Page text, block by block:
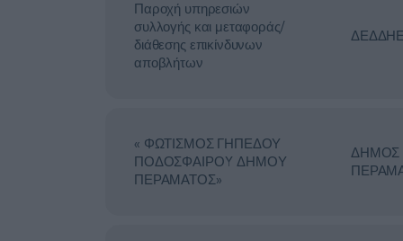
Παροχή υπηρεσιών
συλλογής και μεταφοράς/
διάθεσης επικίνδυνων
αποβλήτων
ΔΕΔΔΗΕ
« ΦΩΤΙΣΜΟΣ ΓΗΠΕΔΟΥ
ΠΟΔΟΣΦΑΙΡΟΥ ΔΗΜΟΥ
ΠΕΡΑΜΑΤΟΣ»
ΔΗΜΟΣ